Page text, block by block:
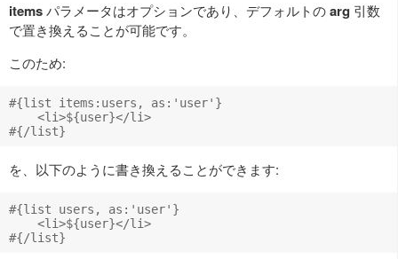
itemsパラメータはオプションであり、デフォルトのarg 引数
で置き換えることが可能です。
このため:
#{list items:users, as:'user'}
    <li>${user}</li>
を、以下のように書き換えることができます:
#{list users, as:'user'}
    <li>${user}</li>